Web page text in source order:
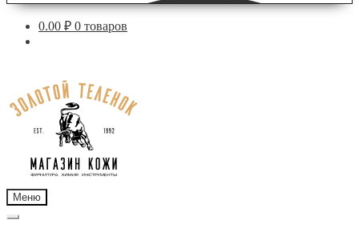
по
0.00 ₽ 0 товаров
навигации
содержимому
Меню